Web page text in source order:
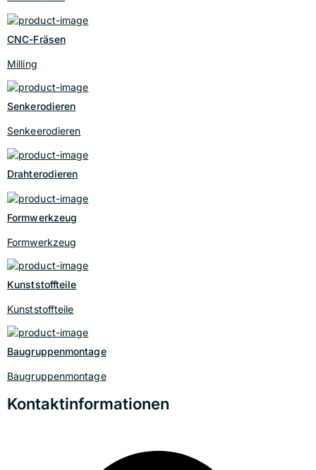
CNC-Fräsen
Milling
Senkerodieren
Senkeerodieren
Drahterodieren
Formwerkzeug
Formwerkzeug
Kunststoffteile
Kunststoffteile
Baugruppenmontage
Baugruppenmontage
Kontaktinformationen